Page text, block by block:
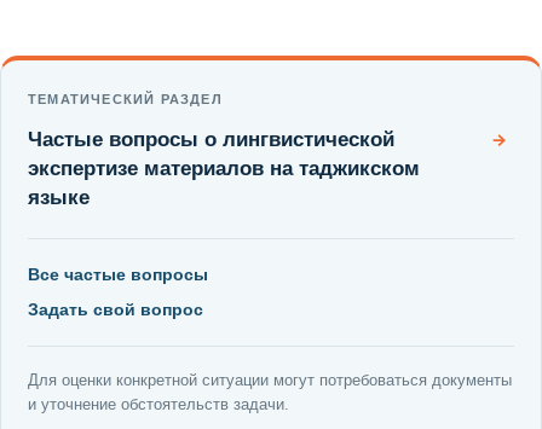
ТЕМАТИЧЕСКИЙ РАЗДЕЛ
Частые вопросы о лингвистической
экспертизе материалов на таджикском
языке
→
Все частые вопросы
Задать свой вопрос
Для оценки конкретной ситуации могут потребоваться документы
и уточнение обстоятельств задачи.